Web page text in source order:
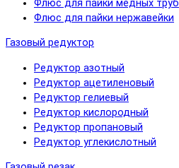
Флюс для пайки медных труб
Флюс для пайки нержавейки
Газовый редуктор
Редуктор азотный
Редуктор ацетиленовый
Редуктор гелиевый
Редуктор кислородный
Редуктор пропановый
Редуктор углекислотный